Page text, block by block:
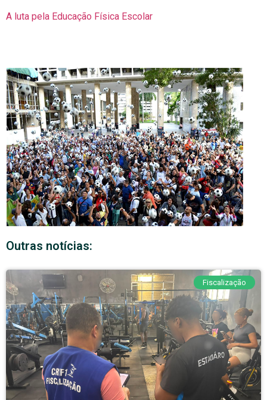
A luta pela Educação Física Escolar
Outras notícias:
Fiscalização